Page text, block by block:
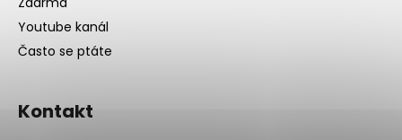
Youtube kanál
Často se ptáte
Kontakt